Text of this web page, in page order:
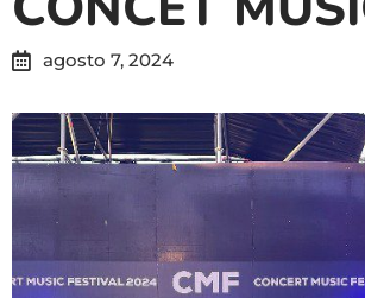
agosto 7, 2024